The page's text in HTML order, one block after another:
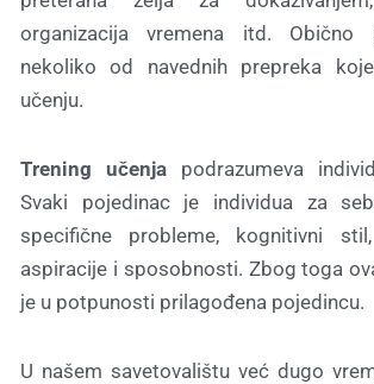
organizacija vremena itd. Obično
nekoliko od navednih prepreka
učenju.
Trening učenja podrazumeva
Svaki pojedinac je individua za
specifične probleme, kognitivni
aspiracije i sposobnosti. Zbog toga
je u potpunosti prilagođena pojedincu.
U našem savetovalištu već dugo